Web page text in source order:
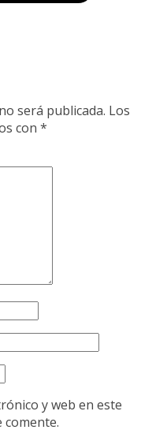
será publicada. Los
con *
y web en este
comente.